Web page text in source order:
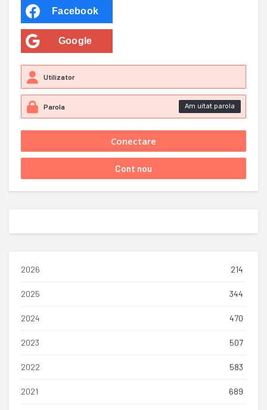
Facebook
Google
Am uitat parola
2026 214
2025 344
2024 470
2023 507
2022 583
2021 689